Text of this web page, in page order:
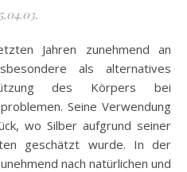
als alternatives
des Körpers bei
Seine Verwendung
wo Silber aufgrund seiner
geschätzt wurde. In der
nach natürlichen und